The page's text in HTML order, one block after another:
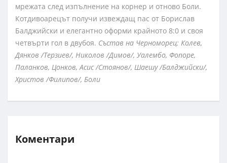
мрежата след изпълнение на корнер и отново Боли.
Котдивоарецът получи извеждащ пас от Борислав
Балджийски и елегантно оформи крайното 8:0 и своя
четвърти гол в двубоя. Състав на Черноморец: Колев,
Дянков /Терзиев/, Николов /Димов/, Уалембо, Фопоре,
Паланков, Цонков, Асис /Стоянов/, Шаешу /Балджийски/,
Христов /Филипов/, Боли
Коментари